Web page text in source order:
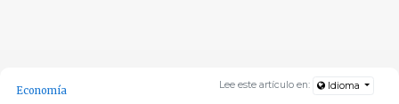
Lee este artículo en: Idioma
Economía